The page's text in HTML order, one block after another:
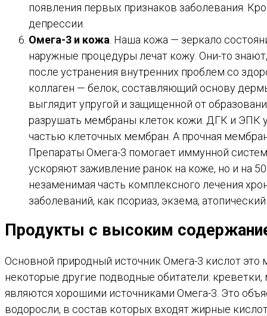
появления первых признаков заболевания.
депрессии.
Омега-3 и кожа . Наша кожа — зеркало
наружные процедуры лечат кожу. Они-то
после устранения внутренних проблем со
коллаген — белок, составляющий основу
выглядит упругой и защищенной от
разрушать мембраны клеток кожи. ДГК и ЭПК
частью клеточных мембран. А прочная
Препараты Омега-3 помогает иммунной
ускоряют заживление ранок на коже, но и на
незаменимая часть комплексного лечения
заболеваний, как псориаз, экзема,
Продукты с высоким
Основной природный источник Омега-3 кислот это
некоторые другие подводные обитатели:
являются хорошими источниками Омега-3. Это
водоросли, в состав которых входят жирные